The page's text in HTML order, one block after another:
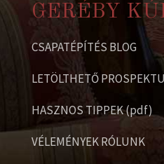
GERÉBY
CSAPATÉPÍTÉS BLOG
LETÖLTHETŐ
HASZNOS TIPPEK (pdf)
VÉLEMÉNYEK RÓLUNK